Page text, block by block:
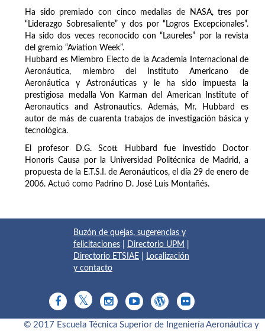
Ha sido premiado con cinco medallas de NASA, tres por
“Liderazgo Sobresaliente” y dos por “Logros Excepcionales”.
Ha sido dos veces reconocido con “Laureles” por la revista
del gremio “Aviation Week”.
Hubbard es Miembro Electo de la Academia Internacional de
Aeronáutica, miembro del Instituto Americano de
Aeronáutica y Astronáuticas y le ha sido impuesta la
prestigiosa medalla Von Karman del American Institute of
Aeronautics and Astronautics. Además, Mr. Hubbard es
autor de más de cuarenta trabajos de investigación básica y
tecnológica.
El profesor D.G. Scott Hubbard fue investido Doctor
Honoris Causa por la Universidad Politécnica de Madrid, a
propuesta de la E.T.S.I. de Aeronáuticos, el día 29 de enero de
2006. Actuó como Padrino D. José Luis Montañés.
Buzón de quejas, sugerencias y
felicitaciones
Directorio UPM
Directorio ETSIAE
Localización
y contacto
© 2017 Escuela Técnica Superior de Ingeniería Aeronáutica y